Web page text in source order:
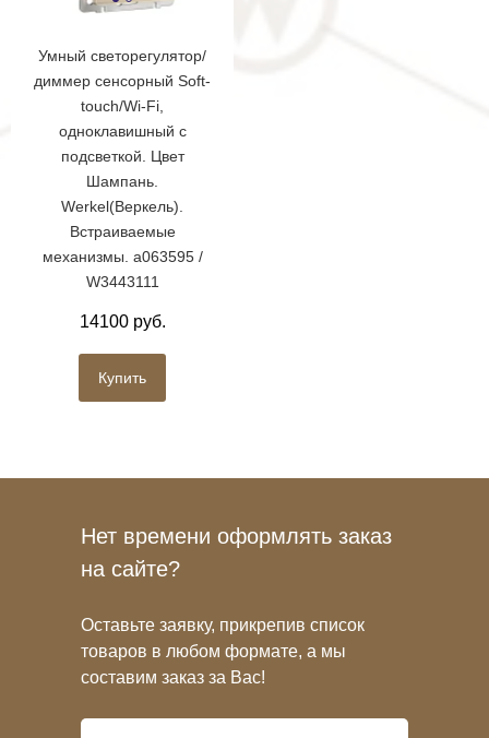
Умный светорегулятор/
диммер сенсорный Soft-
touch/Wi-Fi,
одноклавишный с
подсветкой. Цвет
Шампань.
Werkel(Веркель).
Встраиваемые
механизмы. a063595 /
W3443111
14100 руб.
Купить
Нет времени оформлять заказ
на сайте?
Оставьте заявку, прикрепив список
товаров в любом формате, а мы
составим заказ за Вас!